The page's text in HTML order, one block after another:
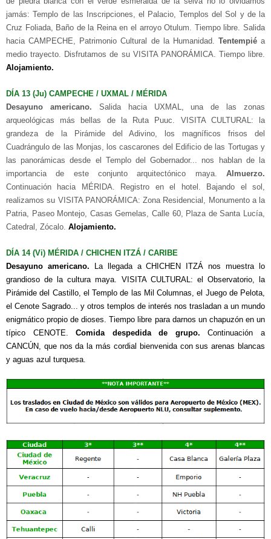
jamás: Templo de las Inscripciones, el Palacio, Templos del Sol y de la
Cruz Foliada, Baño de la Reina en el arroyo Otulum. Tiempo libre. Salida
hacia CAMPECHE, Patrimonio Cultural de la Humanidad. Tentempiéa
medio trayecto. Disfrutamos de su VISITA PANORÁMICA. Tiempo libre.
Alojamiento.
DÍA 13 (Ju) CAMPECHE / UXMAL / MÉRIDA
Desayuno americano. Salida hacia UXMAL, una de las zonas
arqueológicas más bellas de la Ruta Puuc. VISITA CULTURAL: la
grandeza de la Pirámide del Adivino, los magníficos frisos del
Cuadrángulo de las Monjas, los cascarones del Edificio de las Tortugas y
las panorámicas desde el Templo del Gobernador... nos hablan de la
importancia de este conjunto arquitectónico maya. Almuerzo.
Continuación hacia MÉRIDA. Registro en el hotel. Bajando el sol,
realizamos su VISITA PANORÁMICA: Zona Residencial, Monumento a la
Patria, Paseo Montejo, Casas Gemelas, Calle 60, Plaza de Santa Lucía,
Catedral, Zócalo. Alojamiento.
DÍA 14 (Vi) MÉRIDA / CHICHEN ITZÁ / CARIBE
Desayuno americano.
La llegada a CHICHEN ITZÁ nos muestra lo
grandioso de la cultura maya. VISITA CULTURAL: el Observatorio, la
Pirámide del Castillo, el Templo de las Mil Columnas, el Juego de Pelota,
el Cenote Sagrado... y otros templos de interés nos trasladan a un mundo
enigmático propio de dioses. Tiempo libre para darnos un chapuzón en un
típico CENOTE.Comida despedida de grupo. Continuación a
CANCÚN, que nos da la más cordial bienvenida con sus arenas blancas
y aguas azul turquesa.